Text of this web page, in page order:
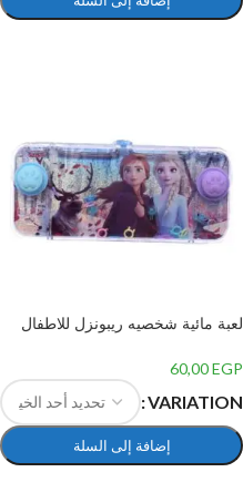
لعبة مائية شخصيه ريبونزل للاطفال
60,00EGP
VARIATION
إضافة إلى السلة